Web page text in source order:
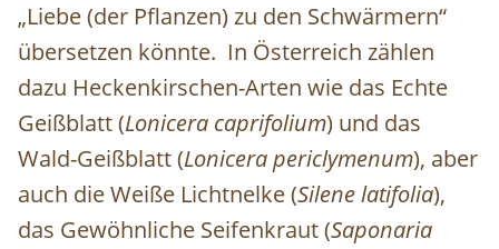
„Liebe (der Pflanzen) zu den Schwärmern“
übersetzen könnte. In Österreich zählen
dazu Heckenkirschen-Arten wie das Echte
Geißblatt (Lonicera caprifolium) und das
Wald-Geißblatt (Lonicera periclymenum), aber
auch die Weiße Lichtnelke (Silene latifolia),
das Gewöhnliche Seifenkraut (Saponaria